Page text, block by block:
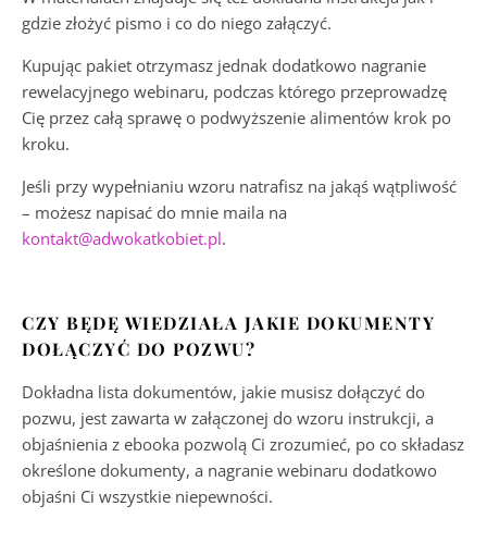
gdzie złożyć pismo i co do niego załączyć.
Kupując pakiet otrzymasz jednak dodatkowo nagranie
rewelacyjnego webinaru, podczas którego przeprowadzę
Cię przez całą sprawę o podwyższenie alimentów krok po
kroku.
Jeśli przy wypełnianiu wzoru natrafisz na jakąś wątpliwość
– możesz napisać do mnie maila na
kontakt@adwokatkobiet.pl.
CZY BĘDĘ WIEDZIAŁA JAKIE DOKUMENTY
DOŁĄCZYĆ DO POZWU?
Dokładna lista dokumentów, jakie musisz dołączyć do
pozwu, jest zawarta w załączonej do wzoru instrukcji, a
objaśnienia z ebooka pozwolą Ci zrozumieć, po co składasz
określone dokumenty, a nagranie webinaru dodatkowo
objaśni Ci wszystkie niepewności.